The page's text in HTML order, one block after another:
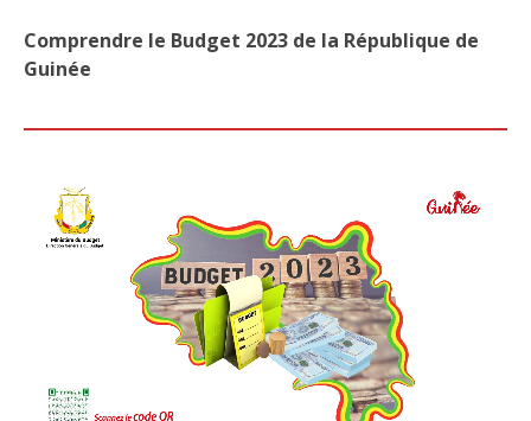
Comprendre le Budget 2023 de la République de
Guinée